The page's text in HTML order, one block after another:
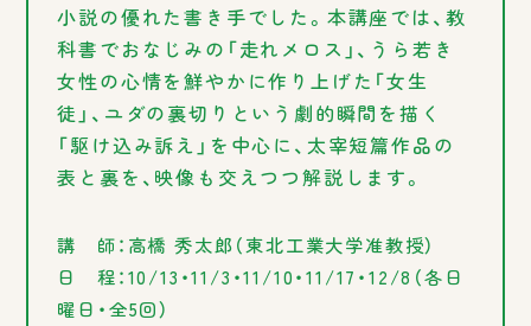
小説の優れた書き手でした。本講座では、教
科書でおなじみの「走れメロス」、うら若き
女性の心情を鮮やかに作り上げた「女生
徒」、ユダの裏切りという劇的瞬間を描く
「駆け込み訴え」を中心に、太宰短篇作品の
表と裏を、映像も交えつつ解説します。
講 師：高橋 秀太郎（東北工業大学准教授）
日 程：10/13・11/3・11/10・11/17・12/8（各日
曜日・全5回）